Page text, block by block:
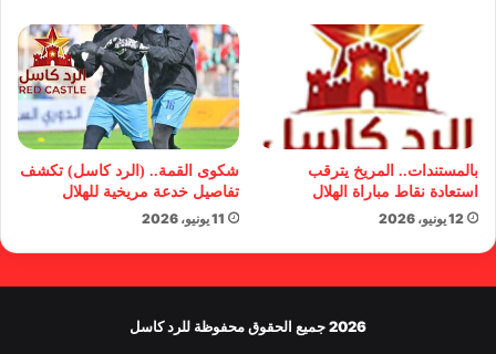
بالمستندات.. المريخ يترقب
استعادة نقاط مباراة الهلال
12 يونيو، 2026
شكوى القمة.. (الرد كاسل) تكشف
تفاصيل خدعة مريخية للهلال
11 يونيو، 2026
2026 جميع الحقوق محفوظة للرد كاسل